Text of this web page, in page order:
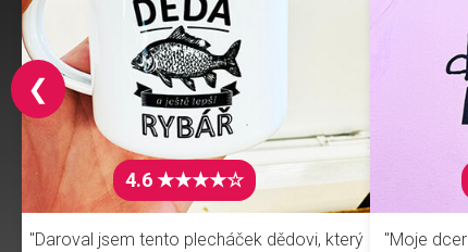
4.6 ★★★★☆
"Daroval jsem tento plecháček dědovi, který
"Moje
❮